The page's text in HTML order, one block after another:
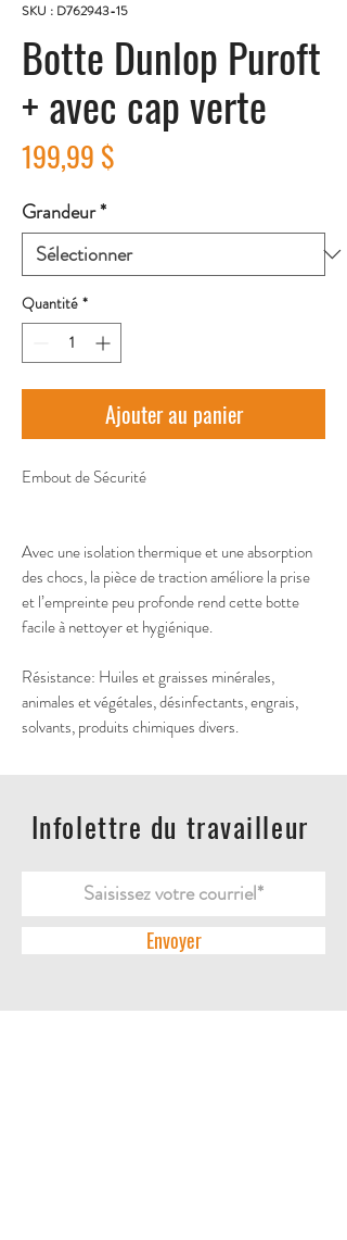
SKU : D762943-15
Botte Dunlop Puroft
+ avec cap verte
199,99 $
Grandeur*
Quantité *
Ajouter au panier
Embout de Sécurité
Avec une isolation thermique et une absorption
des chocs, la pièce de traction améliore la prise
et l’empreinte peu profonde rend cette botte
facile à nettoyer et hygiénique.
Résistance: Huiles et graisses minérales,
animales et végétales, désinfectants, engrais,
solvants, produits chimiques divers.
Infolettre du travailleur
Envoyer